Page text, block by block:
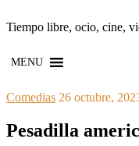
Tiempo libre, ocio, cine,
MENU
Comedias 26 octubre,
Pesadilla